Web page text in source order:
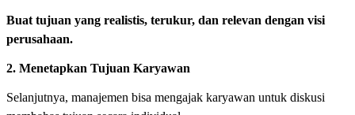
Buat tujuan yang realistis, terukur, dan relevan dengan visi
perusahaan.
2. Menetapkan Tujuan Karyawan
Selanjutnya, manajemen bisa mengajak karyawan untuk diskusi